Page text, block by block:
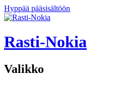
Hyppää pääsisältöön
Rasti-Nokia
Valikko